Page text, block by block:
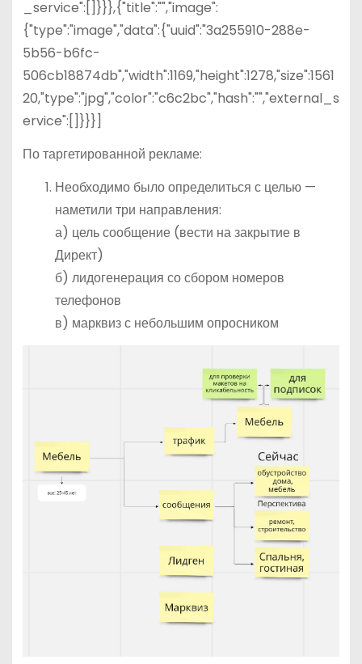
_service":[]}}},{"title":"","image":
{"type":"image","data":{"uuid":"3a255910-288e-
5b56-b6fc-
506cb18874db","width":1169,"height":1278,"size":1561
20,"type":"jpg","color":"c6c2bc","hash":"","external_s
ervice":[]}}}]
По таргетированной рекламе:
Необходимо было определиться с целью —
наметили три направления:
а) цель сообщение (вести на закрытие в
Директ)
б) лидогенерация со сбором номеров
телефонов
в) марквиз с небольшим опросником